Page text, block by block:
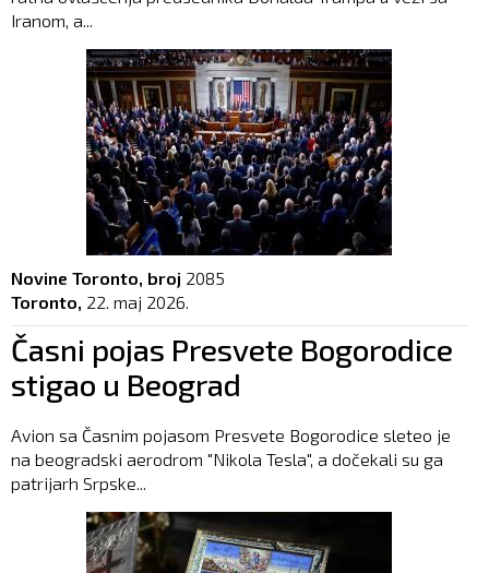
Iranom, a...
Novine Toronto, broj 2085
Toronto, 22. maj 2026.
Časni pojas Presvete Bogorodice
stigao u Beograd
Avion sa Časnim pojasom Presvete Bogorodice sleteo je
na beogradski aerodrom "Nikola Tesla", a dočekali su ga
patrijarh Srpske...